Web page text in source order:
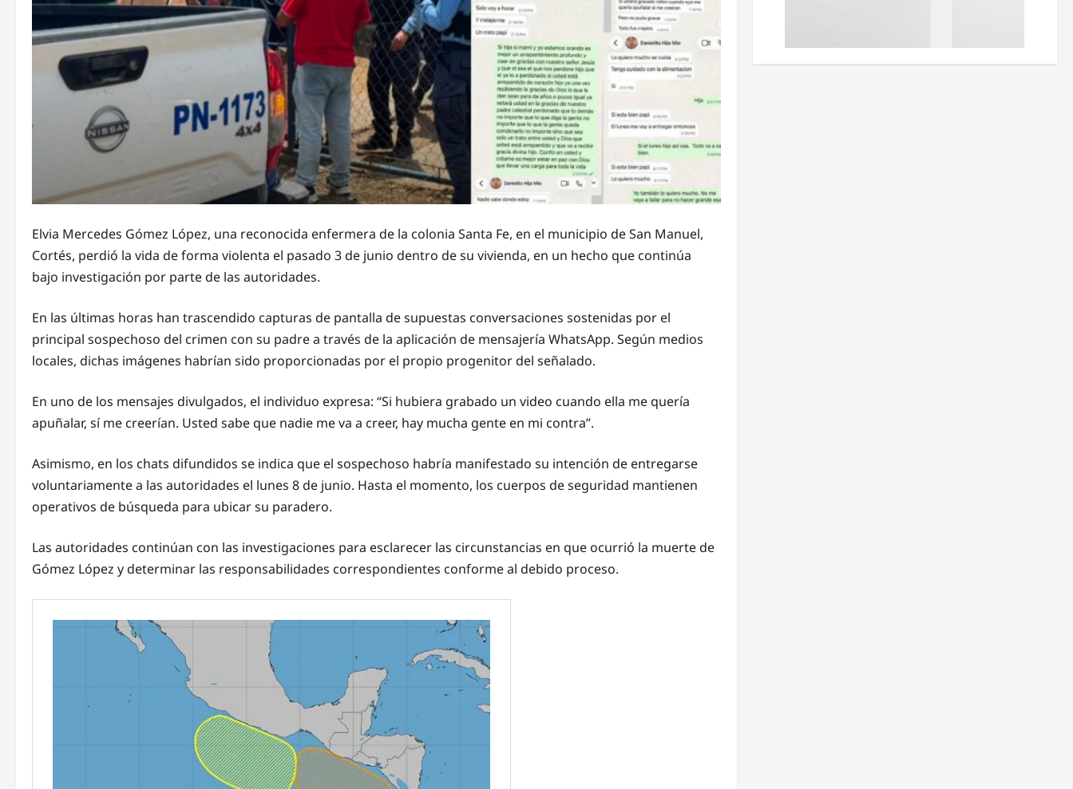
Elvia Mercedes Gómez López, una reconocida enfermera de la colonia Santa Fe, en el municipio de San Manuel,
Cortés, perdió la vida de forma violenta el pasado 3 de junio dentro de su vivienda, en un hecho que continúa
bajo investigación por parte de las autoridades.
En las últimas horas han trascendido capturas de pantalla de supuestas conversaciones sostenidas por el
principal sospechoso del crimen con su padre a través de la aplicación de mensajería WhatsApp. Según medios
locales, dichas imágenes habrían sido proporcionadas por el propio progenitor del señalado.
En uno de los mensajes divulgados, el individuo expresa: “Si hubiera grabado un video cuando ella me quería
apuñalar, sí me creerían. Usted sabe que nadie me va a creer, hay mucha gente en mi contra”.
Asimismo, en los chats difundidos se indica que el sospechoso habría manifestado su intención de entregarse
voluntariamente a las autoridades el lunes 8 de junio. Hasta el momento, los cuerpos de seguridad mantienen
operativos de búsqueda para ubicar su paradero.
Las autoridades continúan con las investigaciones para esclarecer las circunstancias en que ocurrió la muerte de
Gómez López y determinar las responsabilidades correspondientes conforme al debido proceso.